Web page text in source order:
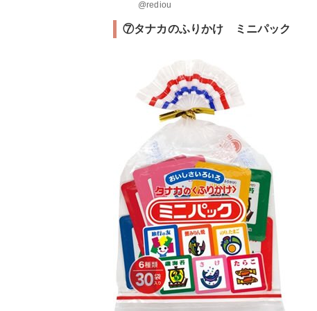
@rediou
⑦タナカのふりかけ ミニパック